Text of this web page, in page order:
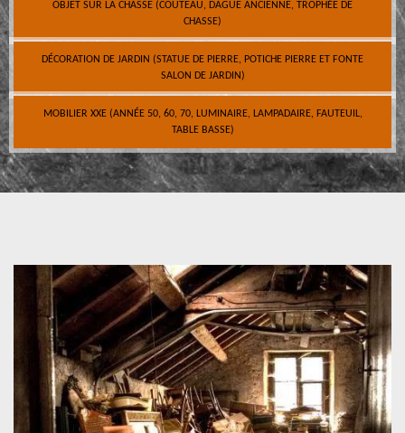
OBJET SUR LA CHASSE (COUTEAU, DAGUE ANCIENNE, TROPHÉE DE
CHASSE)
DÉCORATION DE JARDIN (STATUE DE PIERRE, POTICHE PIERRE ET FONTE
SALON DE JARDIN)
MOBILIER XXE (ANNÉE 50, 60, 70, LUMINAIRE, LAMPADAIRE, FAUTEUIL,
TABLE BASSE)